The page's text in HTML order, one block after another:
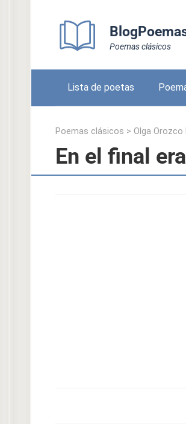
Poemas clásicos
Lista de poetas
Poemas clásicos > Olga Orozco
En el final